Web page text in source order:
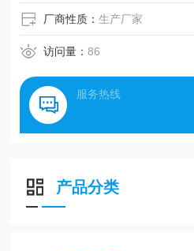
厂商性质：生产厂家
访问量：86
服务热线
产品分类